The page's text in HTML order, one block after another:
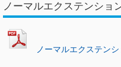
ノーマルエクステンシ
ノーマルエクステン